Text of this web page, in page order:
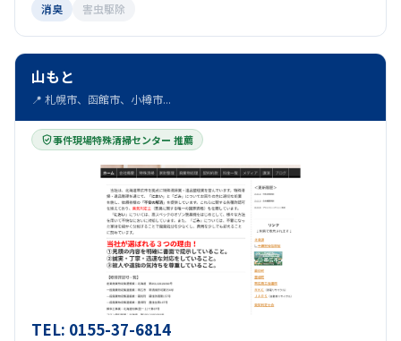
消臭
害虫駆除
山もと
📍 札幌市、函館市、小樽市...
事件現場特殊清掃センター 推薦
TEL: 0155-37-6814